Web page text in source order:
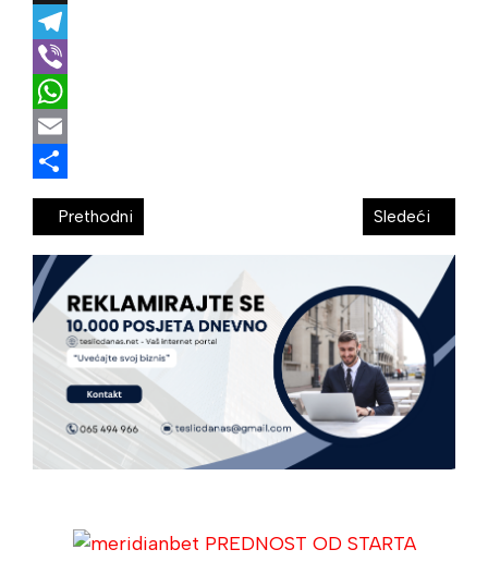
X
Telegram
Viber
WhatsApp
Email
Share
Prethodni Sledeći